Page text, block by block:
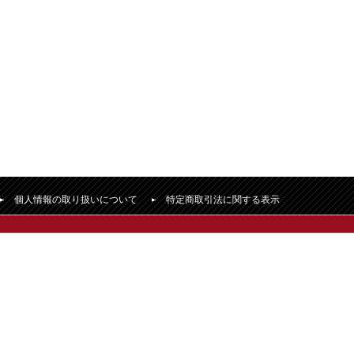
個人情報の取り扱いについて 特定商取引法に関する表示